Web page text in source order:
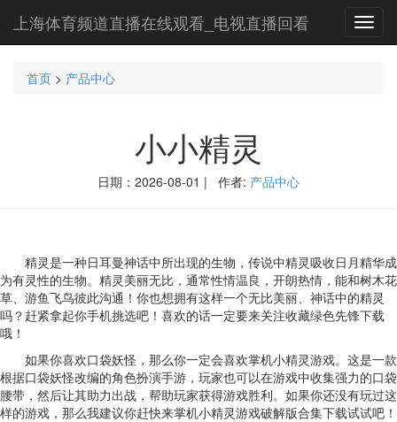
上海体育频道直播在线观看_电视直播回看
首页 > 产品中心
小小精灵
日期：2026-08-01 | 作者: 产品中心
精灵是一种日耳曼神话中所出现的生物，传说中精灵吸收日月精华成
为有灵性的生物。精灵美丽无比，通常性情温良，开朗热情，能和树木花
草、游鱼飞鸟彼此沟通！你也想拥有这样一个无比美丽、神话中的精灵
吗？赶紧拿起你手机挑选吧！喜欢的话一定要来关注收藏绿色先锋下载
哦！
如果你喜欢口袋妖怪，那么你一定会喜欢掌机小精灵游戏。这是一款
根据口袋妖怪改编的角色扮演手游，玩家也可以在游戏中收集强力的口袋
腰带，然后让其助力出战，帮助玩家获得游戏胜利。如果你还没有玩过这
样的游戏，那么我建议你赶快来掌机小精灵游戏破解版合集下载试试吧！